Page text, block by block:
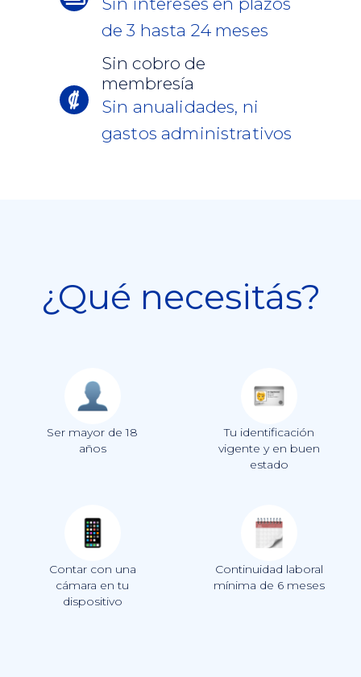
de 3 hasta 24 meses
Sin cobro de
membresía
Sin anualidades, ni
gastos administrativos
¿Qué necesitás?
Ser mayor de 18
años
Tu identificación
vigente y en buen
estado
Contar con una
cámara en tu
dispositivo
Continuidad laboral
mínima de 6 meses